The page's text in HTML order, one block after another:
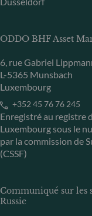
ODDO BHF Asset
6, rue Gabriel
L-5365 Munsbach
Luxembourg
+352 45 76 76 245
Enregistré au registre
Luxembourg sous le
par la commission de
(CSSF)
Communiqué sur les
Russie